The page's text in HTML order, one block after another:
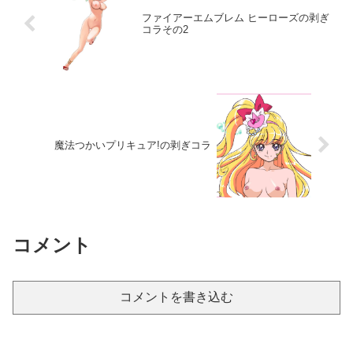
ファイアーエムブレム ヒーローズの剥ぎ
コラその2
魔法つかいプリキュア!の剥ぎコラ
コメント
コメントを書き込む